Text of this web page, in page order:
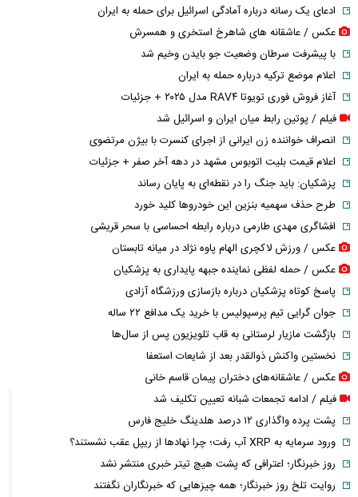
ادعای یک رسانه درباره آمادگی اسرائیل برای حمله به ایران
عکس / عاشقانه های شاهرخ استخری و همسرش
با پیشرفت سرطان وضعیت جو بایدن وخیم شد
اعلام موضع ترکیه درباره حمله به ایران
آغاز فروش فوری تویوتا RAV۴ مدل ۲۰۲۵ + جزئیات
فیلم / پوتین رابط میان ایران و اسرائیل شد
انصراف خواننده زن ایرانی از اجرای کنسرت با بیژن مرتضوی
اعلام قیمت بلیت اتوبوس مشهد در دهه آخر صفر + جزئیات
پزشکیان: باید جنگ را در نقطه‌ای به پایان رساند
طرح حذف سهمیه بنزین این خودرو‌ها کلید خورد
افشاگری مهدی طارمی درباره رابطه احساسی با سحر قریشی
عکس / ورزش لاکچری الهام پاوه نژاد در میانه تابستان
عکس / حمله لفظی نماینده جبهه پایداری به پزشکیان
پاسخ کوتاه پزشکیان درباره بازسازی ورزشگاه آزادی
جوان گرایی تیم پرسپولیس با خرید یک مدافع ۲۲ ساله
بازگشت مازیار لرستانی به قاب تلویزیون پس از سال‌ها
نخستین واکنش ذوالقدر بعد از شایعات استعفا
عکس / عاشقانه‌های دختران پیمان قاسم خانی
فیلم / ادامه تجمعات شبانه تعیین تکلیف شد
پشت پرده واگذاری ۱۲ درصد هلدینگ خلیج فارس
ورود سرمایه به XRP آب رفت؛ چرا نهادها از ریپل عقب نشستند؟
روز خبرنگار؛ اعترافی که پشت هیچ تیتر خبری منتشر نشد
روایت تلخ روز خبرنگار؛ همه چیزهایی که خبرنگاران نگفتند